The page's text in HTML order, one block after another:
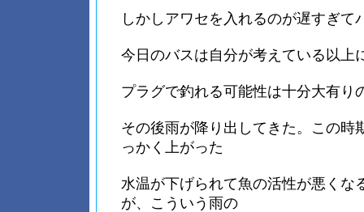
しかしアワセを入れるのが遅すぎて
今日のバスは自分が考えている以上
プラグで釣れる可能性は十分大有り
その後雨が降り出してきた。この時
っかく上がった
水温が下げられて魚の活性が悪くな
が、こういう雨の